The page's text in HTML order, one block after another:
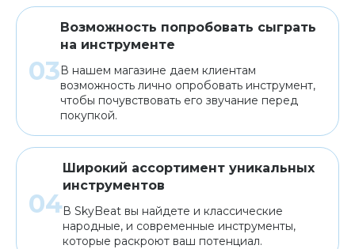
Возможность попробовать сыграть
на инструменте
В нашем магазине даем клиентам
возможность лично опробовать инструмент,
чтобы почувствовать его звучание перед
покупкой.
Широкий ассортимент уникальных
инструментов
В SkyBeat вы найдете и классические
народные, и современные инструменты,
которые раскроют ваш потенциал.